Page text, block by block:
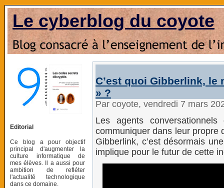
Le cyberblog du coyote
Editorial
Ce blog a pour objectif
principal d'augmenter la
culture informatique de
mes élèves. Il a aussi pour
ambition de refléter
l'actualité technologique
dans ce domaine.
C’est quoi Gibberlink, le
» ?
Par coyote, vendredi 7 mars
Les agents
communiquer dans leur propre
Gibberlink, c’est désormais
implique pour le futur de cette